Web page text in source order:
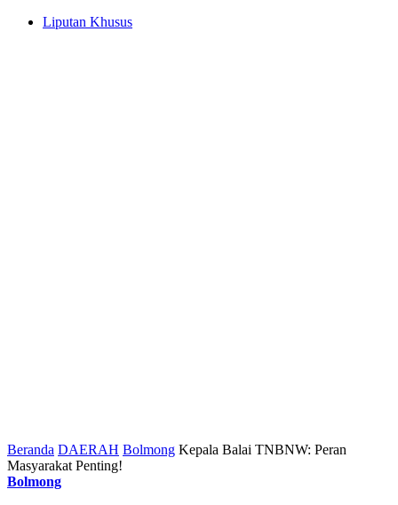
Liputan Khusus
Beranda DAERAH Bolmong Kepala Balai TNBNW: Peran
Masyarakat Penting!
Bolmong